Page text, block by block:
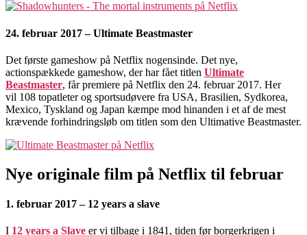
24. februar 2017 – Ultimate Beastmaster
Det første gameshow på Netflix nogensinde. Det nye,
actionspækkede gameshow, der har fået titlen Ultimate
Beastmaster, får premiere på Netflix den 24. februar 2017. Her
vil 108 topatleter og sportsudøvere fra USA, Brasilien, Sydkorea,
Mexico, Tyskland og Japan kæmpe mod hinanden i et af de mest
krævende forhindringsløb om titlen som den Ultimative Beastmaster.
Nye originale film på Netflix til februar
1. februar 2017 – 12 years a slave
I 12 years a Slave er vi tilbage i 1841, tiden før borgerkrigen i